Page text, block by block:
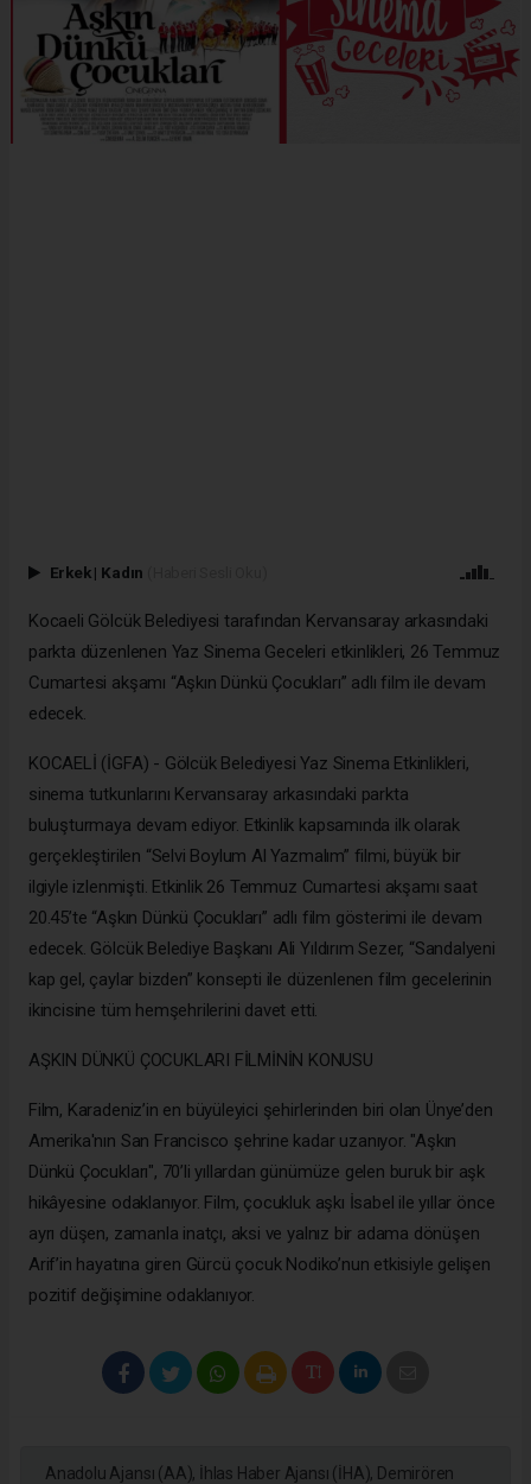
Erkek | Kadın
Kocaeli Gölcük Belediyesi tarafından Kervansaray arkasındaki
parkta düzenlenen Yaz Sinema Geceleri etkinlikleri, 26 Temmuz
Cumartesi akşamı “Aşkın Dünkü Çocukları” adlı film ile devam
edecek.
KOCAELİ (İGFA) - Gölcük Belediyesi Yaz Sinema Etkinlikleri,
sinema tutkunlarını Kervansaray arkasındaki parkta
buluşturmaya devam ediyor. Etkinlik kapsamında ilk olarak
gerçekleştirilen “Selvi Boylum Al Yazmalım” filmi, büyük bir
ilgiyle izlenmişti. Etkinlik 26 Temmuz Cumartesi akşamı saat
20.45’te “Aşkın Dünkü Çocukları” adlı film gösterimi ile devam
edecek. Gölcük Belediye Başkanı Ali Yıldırım Sezer, “Sandalyeni
kap gel, çaylar bizden” konsepti ile düzenlenen film gecelerinin
ikincisine tüm hemşehrilerini davet etti.
AŞKIN DÜNKÜ ÇOCUKLARI FİLMİNİN KONUSU
Film, Karadeniz’in en büyüleyici şehirlerinden biri olan Ünye’den
Amerika'nın San Francisco şehrine kadar uzanıyor. "Aşkın
Dünkü Çocukları", 70’li yıllardan günümüze gelen buruk bir aşk
hikâyesine odaklanıyor. Film, çocukluk aşkı İsabel ile yıllar önce
ayrı düşen, zamanla inatçı, aksi ve yalnız bir adama dönüşen
Arif’in hayatına giren Gürcü çocuk Nodiko’nun etkisiyle gelişen
pozitif değişimine odaklanıyor.
Anadolu Ajansı (AA), İhlas Haber Ajansı (İHA), Demirören